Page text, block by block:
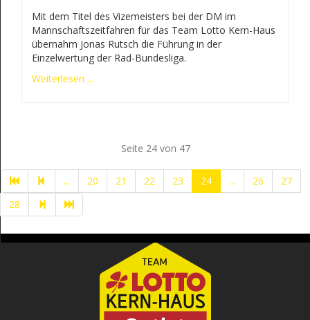
Mit dem Titel des Vizemeisters bei der DM im
Mannschaftszeitfahren für das Team Lotto Kern-Haus
übernahm Jonas Rutsch die Führung in der
Einzelwertung der Rad-Bundesliga.
Weiterlesen ...
Seite 24 von 47
... 20 21 22 23 24 ... 26
27
28